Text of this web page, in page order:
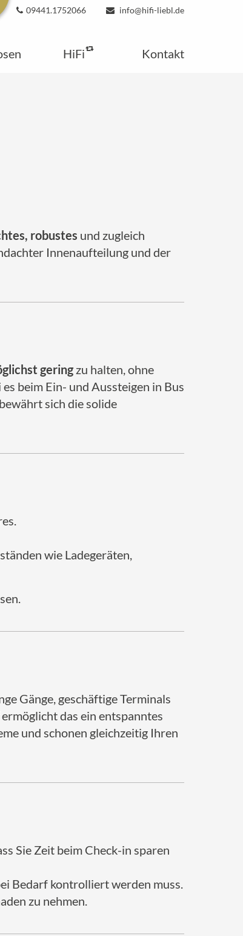
09441.1752066 info@hifi-liebl.de
HiFi Kontakt
robustes und zugleich
Innenaufteilung und der
geringzu halten, ohne
beim Ein- und Aussteigen in Bus
sich die solide
wie Ladegeräten,
Gänge, geschäftige Terminals
ermöglicht das ein entspanntes
und schonen gleichzeitig Ihren
Sie Zeit beim Check-in sparen
Bedarf kontrolliert werden muss.
zu nehmen.